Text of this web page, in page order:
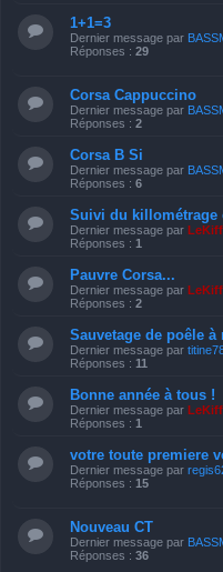
1+1=3
Dernier message par
Réponses : 29
Corsa Cappuccino
Dernier message par
Réponses : 2
Corsa B Si
Dernier message par
Réponses : 6
Suivi du killométrage
Dernier message par
Réponses : 1
Pauvre Corsa...
Dernier message par
Réponses : 2
Sauvetage de poêle à
Dernier message par
Réponses : 11
Bonne année à tous !
Dernier message par
Réponses : 1
votre toute premiere
Dernier message par
Réponses : 15
Nouveau CT
Dernier message par
Réponses : 36